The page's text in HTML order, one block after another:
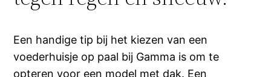
Een handige tip bij het kiezen van een
voederhuisje op paal bij Gamma is om te
opteren voor een model met dak. Een